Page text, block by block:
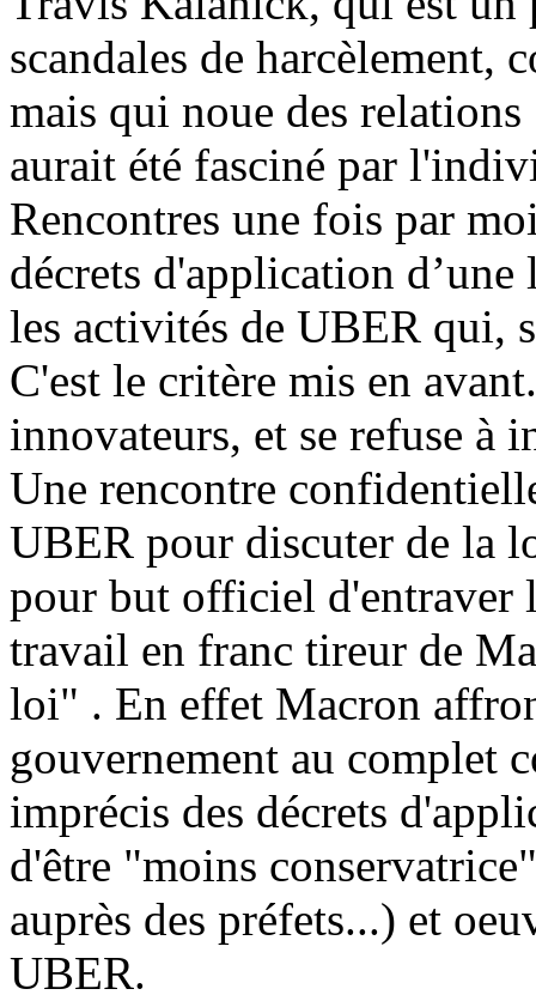
scandales de harcèlement,
mais qui noue des
aurait été fasciné par
Rencontres une fois par
décrets d'application
les activités de UBER qui,
C'est le critère mis en
innovateurs, et se refuse à
Une rencontre
UBER pour discuter de la
pour but officiel d'entraver
travail en franc tireur de
loi" . En effet Macron
gouvernement au complet
imprécis des décrets
d'être "moins
auprès des préfets...) et
UBER.